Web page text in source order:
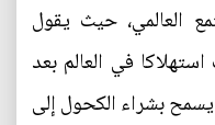
العالمي، حيث يقول
في العالم بعد
يسمح بشراء الكحول إلى